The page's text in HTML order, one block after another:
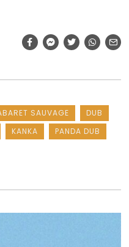
SAUVAGE
DUB
KANKA
PANDA DUB